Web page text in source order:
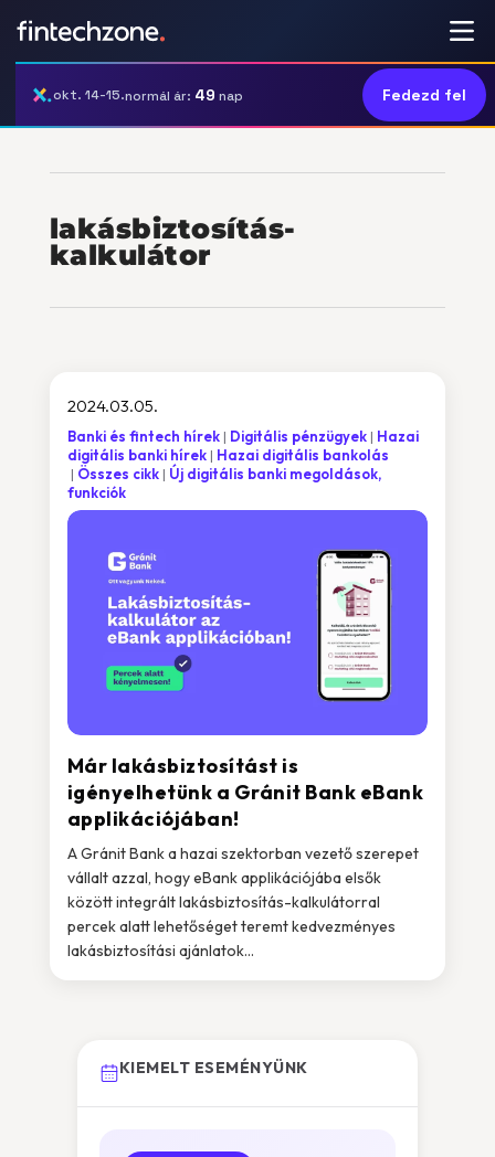
okt. 14-15.normál ár: 49 nap Fedezd fel
lakásbiztosítás-
kalkulátor
Már lakásbiztosítást is
igényelhetünk a Gránit Bank eBank
applikációjában!
2024.03.05.
Banki és fintech hírek Digitális pénzügyek
Hazai
digitális banki hírek
Hazai digitális bankolás
Összes cikk
Új digitális banki megoldások,
funkciók
A Gránit Bank a hazai szektorban vezető szerepet
vállalt azzal, hogy eBank applikációjába elsők
között integrált lakásbiztosítás-kalkulátorral
percek alatt lehetőséget teremt kedvezményes
lakásbiztosítási ajánlatok...
KIEMELT ESEMÉNYÜNK